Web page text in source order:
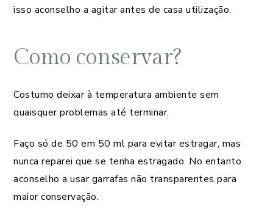
isso aconselho a agitar antes de casa utilização.
Como conservar?
Costumo deixar à temperatura ambiente sem
quaisquer problemas até terminar.
Faço só de 50 em 50 ml para evitar estragar, mas
nunca reparei que se tenha estragado. No entanto
aconselho a usar garrafas não transparentes para
maior conservação.